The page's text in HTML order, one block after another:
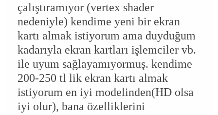
çalıştıramıyor (vertex shader
nedeniyle) kendime yeni bir ekran
kartı almak istiyorum ama duyduğum
kadarıyla ekran kartları işlemciler vb.
ile uyum sağlayamıyormuş. kendime
200-250 tl lik ekran kartı almak
istiyorum en iyi modelinden(HD olsa
iyi olur), bana özelliklerini